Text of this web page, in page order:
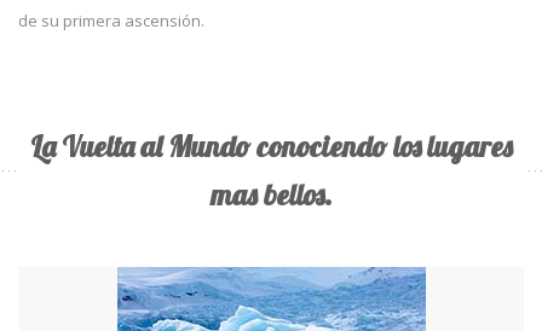
de su primera ascensión.
La Vuelta al Mundo conociendo los lugares
mas bellos.